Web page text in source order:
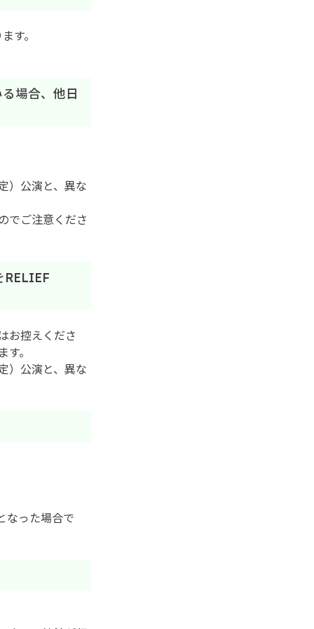
す。
場合、他日
）公演と、異な
でご注意くださ
RELIEF
お控えくださ
。
）公演と、異な
なった場合で